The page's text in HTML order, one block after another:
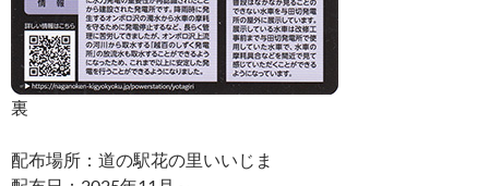
裏
配布場所：道の駅花の里いいじま